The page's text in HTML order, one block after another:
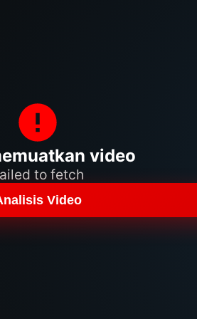
video
to fetch
Video